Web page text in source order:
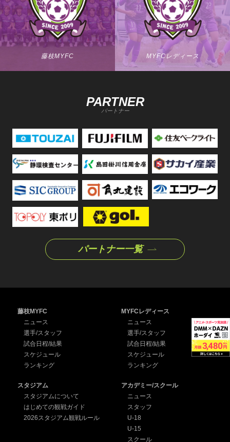
藤枝MYFC MYFCレディース
PARTNER
パートナー
パートナー一覧
藤枝MYFC
ニュース
選手/スタッフ
試合日程/結果
スケジュール
ランキング
MYFCレディース
ニュース
選手/スタッフ
試合日程/結果
スケジュール
ランキング
スタジアム
スタジアムについて
はじめての観戦ガイド
2026スタジアム観戦ルール
アカデミー/スクール
ニュース
スタッフ
U-18
U-15
スクール